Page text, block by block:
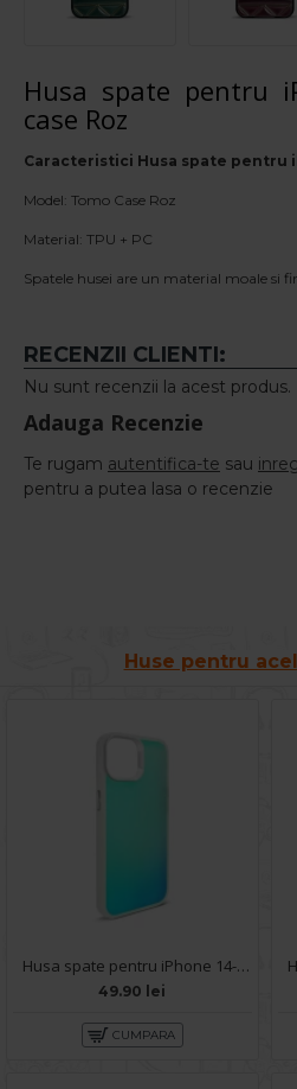
Husa spate pentru
case Roz
Caracteristici Husa spate pentru
Model: Tomo Case Roz
Material: TPU + PC
Spatele husei are un material moale si
RECENZII CLIENTI:
Nu sunt recenzii la acest produs.
Adauga Recenzie
Te rugam autentifica-te sau
pentru a putea lasa o recenzie
Huse pentru
Husa spate pentru iPhone 14- IGLOO Case Multicolor
49.90 lei
CUMPARA